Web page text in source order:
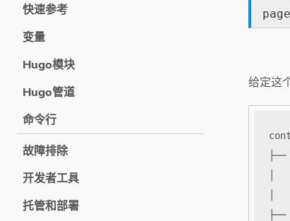
快速参考
变量
Hugo模块
Hugo管道
命令行
故障排除
开发者工具
托管和部署
给定这